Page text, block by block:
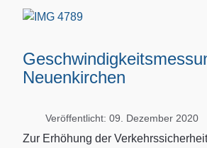
Neuenkirchen
Veröffentlicht: 09. Dezember 2020
Zur Erhöhung der